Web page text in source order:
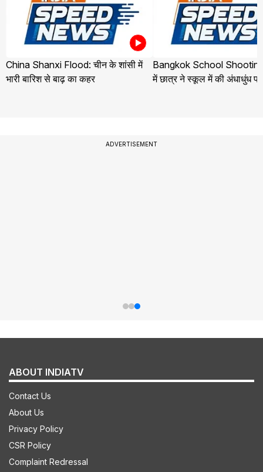
China Shanxi Flood: चीन के शांसी में
भारी बारिश से बाढ़ का कहर
Bangkok School
में छात्र ने स्कूल में की अंधाधुंध
ADVERTISEMENT
ABOUT INDIATV
Contact Us
About Us
Privacy Policy
CSR Policy
Complaint Redressal